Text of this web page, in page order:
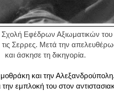
Σχολή Εφέδρων Αξιωματικών
Σερρες. Μετά την
και άσκησε τη δικηγορία.
και την
εμπλοκή του στον